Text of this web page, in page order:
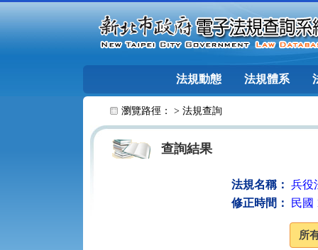
法規動態 法規體系
瀏覽路徑： > 法規查詢
查詢結果
法規名稱： 兵役
修正時間：
民國